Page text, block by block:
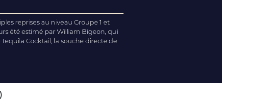
reprises au niveau Groupe 1 et
été estimé par William Bigeon, qui
Cocktail, la souche directe de